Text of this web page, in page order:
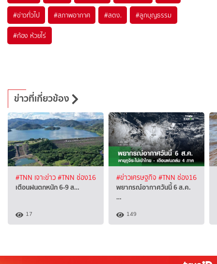
#ข่าวทั่วไป #สภาพอากาศ #สตง. #ลูกบุญธรรม
#ก้อง ห้วยไร่
ข่าวที่เกี่ยวข้อง
#TNN เจาะข่าว#TNN ช่อง16
เตือนฝนตกหนัก 6-9 ส…
17
#ข่าวเศรษฐกิจ #TNN ช่อง16
พยากรณ์อากาศวันนี้ 6 ส.ค.
…
149